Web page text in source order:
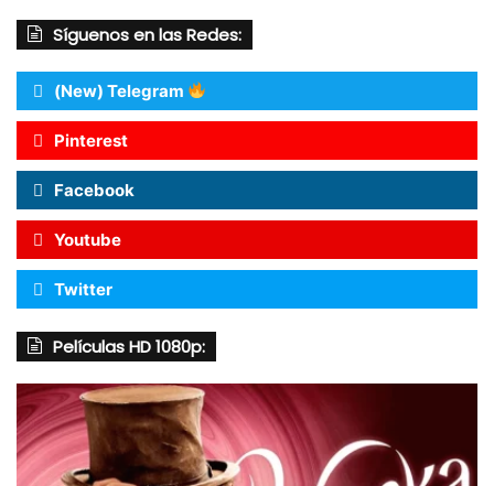
Síguenos en las Redes:
(New) Telegram
Pinterest
Facebook
Youtube
Twitter
Películas HD 1080p: